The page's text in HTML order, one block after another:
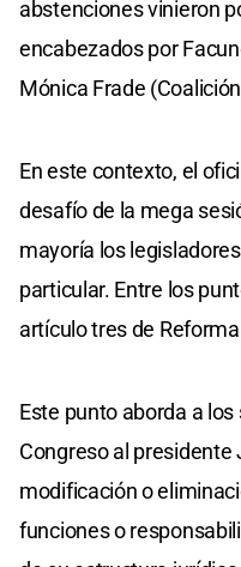
abstenciones vinieron
encabezados por
Mónica Frade
En este contexto, el
desafío de la mega
mayoría los
particular. Entre los
artículo tres de
Este punto aborda a
Congreso al presidente
modificación o
funciones o